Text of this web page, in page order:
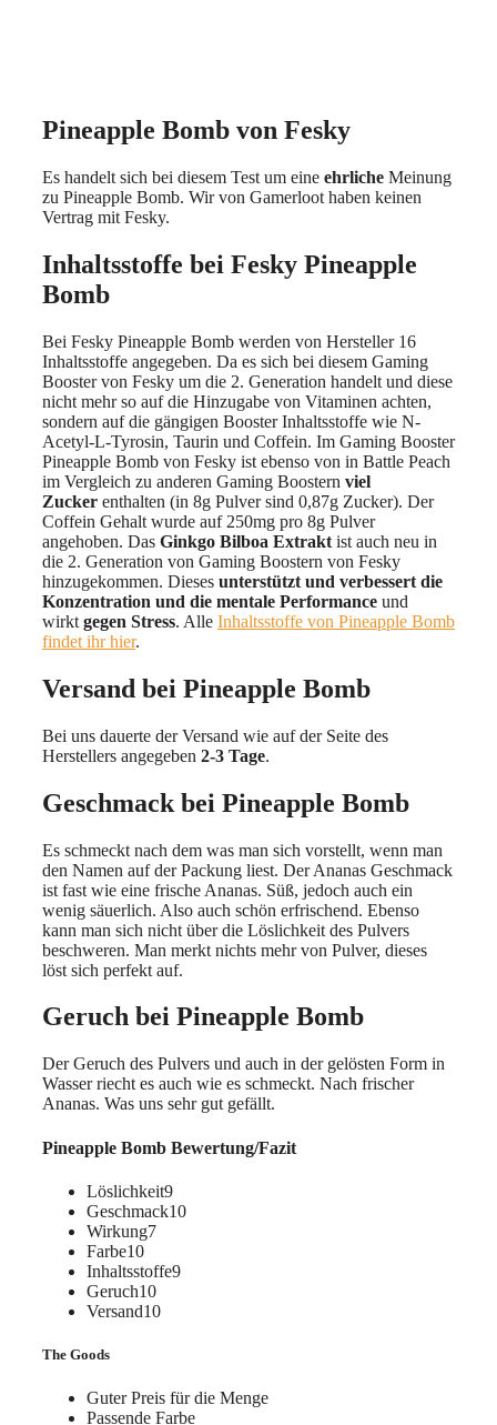
Pineapple Bomb von Fesky
Es handelt sich bei diesem Test um eine ehrliche Meinung
zu Pineapple Bomb. Wir von Gamerloot haben keinen
Vertrag mit Fesky.
Inhaltsstoffe bei Fesky Pineapple
Bomb
Bei Fesky Pineapple Bomb werden von Hersteller 16
Inhaltsstoffe angegeben. Da es sich bei diesem Gaming
Booster von Fesky um die 2. Generation handelt und diese
nicht mehr so auf die Hinzugabe von Vitaminen achten,
sondern auf die gängigen Booster Inhaltsstoffe wie N-
Acetyl-L-Tyrosin, Taurin und Coffein. Im Gaming Booster
Pineapple Bomb von Fesky ist ebenso von in Battle Peach
im Vergleich zu anderen Gaming Boostern viel
Zucker enthalten (in 8g Pulver sind 0,87g Zucker). Der
Coffein Gehalt wurde auf 250mg pro 8g Pulver
angehoben. Das Ginkgo Bilboa Extrakt ist auch neu in
die 2. Generation von Gaming Boostern von Fesky
hinzugekommen. Dieses unterstützt und verbessert die
Konzentration und die mentale Performance und
wirkt gegen Stress. Alle Inhaltsstoffe von Pineapple Bomb
findet ihr hier.
Versand bei Pineapple Bomb
Bei uns dauerte der Versand wie auf der Seite des
Herstellers angegeben 2-3 Tage.
Geschmack bei Pineapple Bomb
Es schmeckt nach dem was man sich vorstellt, wenn man
den Namen auf der Packung liest. Der Ananas Geschmack
ist fast wie eine frische Ananas. Süß, jedoch auch ein
wenig säuerlich. Also auch schön erfrischend. Ebenso
kann man sich nicht über die Löslichkeit des Pulvers
beschweren. Man merkt nichts mehr von Pulver, dieses
löst sich perfekt auf.
Geruch bei Pineapple Bomb
Der Geruch des Pulvers und auch in der gelösten Form in
Wasser riecht es auch wie es schmeckt. Nach frischer
Ananas. Was uns sehr gut gefällt.
Pineapple Bomb Bewertung/Fazit
Löslichkeit9
Geschmack10
Wirkung7
Farbe10
Inhaltsstoffe9
Geruch10
Versand10
The Goods
Guter Preis für die Menge
Passende Farbe